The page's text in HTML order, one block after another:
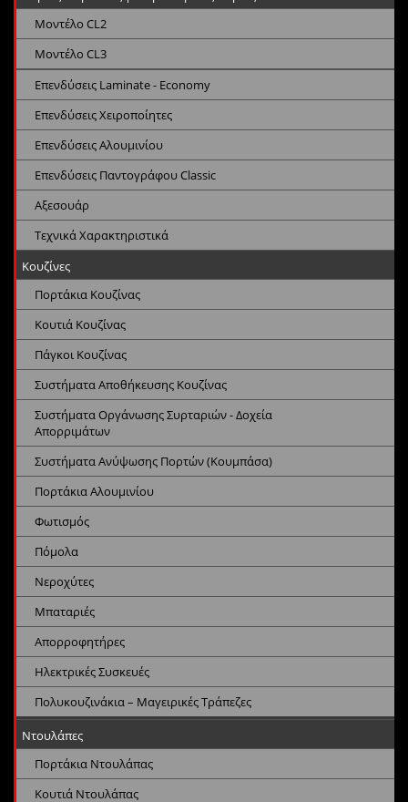
Μοντέλο CL2
Μοντέλο CL3
Επενδύσεις Laminate - Economy
Επενδύσεις Χειροποίητες
Επενδύσεις Αλουμινίου
Επενδύσεις Παντογράφου Classic
Αξεσουάρ
Τεχνικά Χαρακτηριστικά
Κουζίνες
Πορτάκια Κουζίνας
Κουτιά Κουζίνας
Πάγκοι Κουζίνας
Συστήματα Αποθήκευσης Κουζίνας
Συστήματα Οργάνωσης Συρταριών - Δοχεία
Απορριμάτων
Συστήματα Ανύψωσης Πορτών (Κουμπάσα)
Πορτάκια Αλουμινίου
Φωτισμός
Πόμολα
Νεροχύτες
Μπαταριές
Απορροφητήρες
Ηλεκτρικές Συσκευές
Πολυκουζινάκια – Μαγειρικές Τράπεζες
Ντουλάπες
Πορτάκια Ντουλάπας
Κουτιά Ντουλάπας